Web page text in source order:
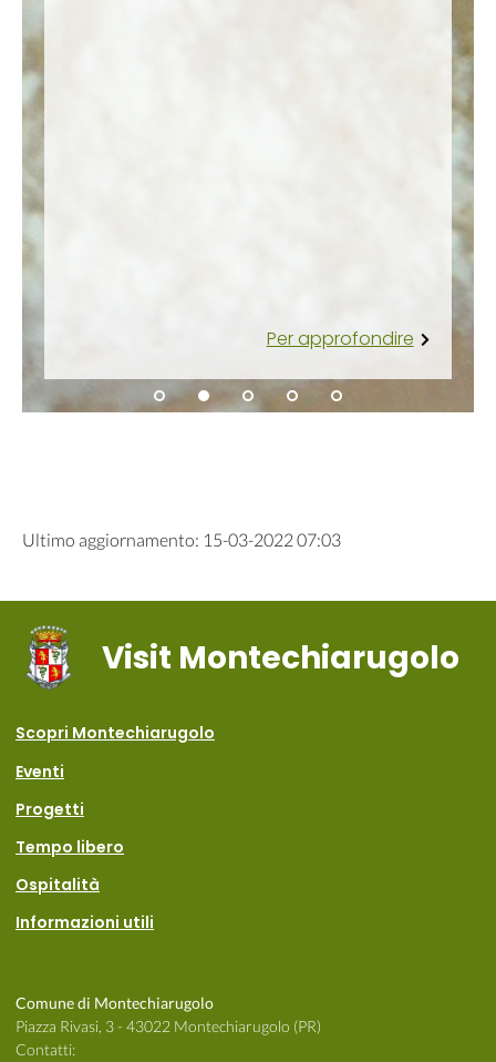
Per approfondire
Ultimo aggiornamento: 15-03-2022 07:03
Visit Montechiarugolo
Scopri Montechiarugolo
Eventi
Progetti
Tempo libero
Ospitalità
Informazioni utili
Comune di Montechiarugolo
Piazza Rivasi, 3 - 43022 Montechiarugolo (PR)
Contatti: